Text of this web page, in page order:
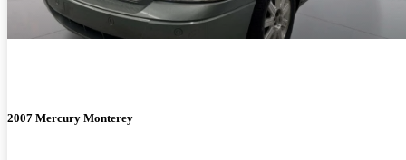
2007 Mercury Monterey